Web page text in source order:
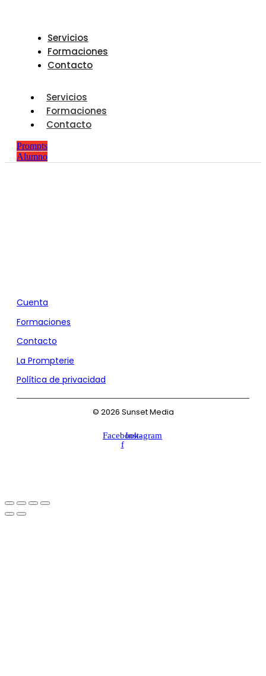
Servicios
Formaciones
Contacto
Servicios
Formaciones
Contacto
Prompts
Alumno
Cuenta
Formaciones
Contacto
La Prompterie
Política de privacidad
© 2026 Sunset Media
Facebook-
f
Instagram